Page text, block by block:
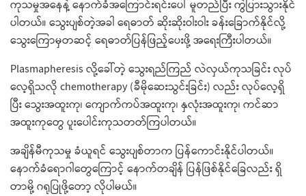
ကုသမှုအနေနဲ့ နောက်ခံအကြောင်းရင်းပေါ် မူတည်ပြီး ကွဲပြားသွားနိုင်
ပါတယ်။ သွေးပျစ်တဲ့အခါ ရေဓာတ် ဆိုးဆိုးဝါးဝါး ခန်းခြောက်နိုင်လို့
သွေးကြောမှတဆင့် ရေဓာတ်ပြန်ဖြည့်ပေးဖို့ အရေးကြီးပါတယ်။
Plasmapheresis လို့ခေါ်တဲ့ သွေးရည်ကြည် လဲလှယ်ကုသခြင်း လုပ်
လေ့ရှိသလို chemotherapy (ခီမိုဆေးသွင်းခြင်း) လည်း လုပ်လေ့ရှိ
ပြီး သွေးအထူးကု၊ ကျောက်ကပ်အထူးကု၊ နှလုံးအထူးကု၊ ကင်ဆာ
အထူးကုတွေ ပူးပေါင်းကုသတတ်ကြပါတယ်။
အချိန်မီကုသမှု ခံယူရင် သွေးပျစ်တာက ပြန်ကောင်းနိုင်ပါတယ်။
နောက်ခံရောဂါတွေကြောင့် နောက်တချိန် ပြန်ဖြစ်နိုင်ခြေလည်း ရှိ
တာမို့ ဂရုပြုဖို့တော့ လိုပါမယ်။